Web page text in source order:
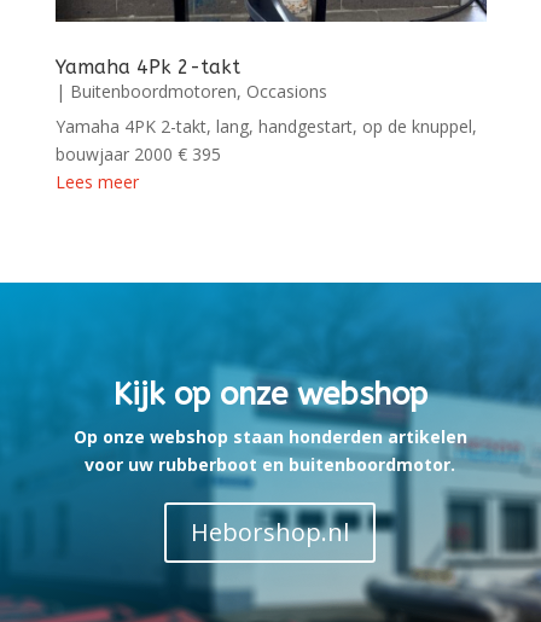
Yamaha 4Pk 2-takt
| Buitenboordmotoren, Occasions
Yamaha 4PK 2-takt, lang, handgestart, op de knuppel,
bouwjaar 2000 € 395
Lees meer
Kijk op onze webshop
Op onze webshop staan honderden artikelen
voor uw rubberboot en buitenboordmotor.
Heborshop.nl